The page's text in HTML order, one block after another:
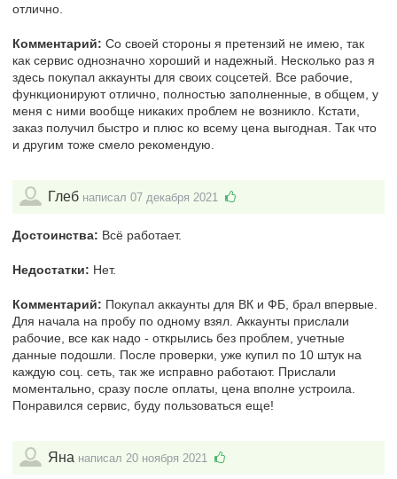
отлично.
Комментарий: Со своей стороны я претензий не имею, так
как сервис однозначно хороший и надежный. Несколько раз я
здесь покупал аккаунты для своих соцсетей. Все рабочие,
функционируют отлично, полностью заполненные, в общем, у
меня с ними вообще никаких проблем не возникло. Кстати,
заказ получил быстро и плюс ко всему цена выгодная. Так что
и другим тоже смело рекомендую.
Глеб написал 07 декабря 2021
Достоинства: Всё работает.
Недостатки: Нет.
Комментарий: Покупал аккаунты для ВК и ФБ, брал впервые.
Для начала на пробу по одному взял. Аккаунты прислали
рабочие, все как надо - открылись без проблем, учетные
данные подошли. После проверки, уже купил по 10 штук на
каждую соц. сеть, так же исправно работают. Прислали
моментально, сразу после оплаты, цена вполне устроила.
Понравился сервис, буду пользоваться еще!
Яна написал 20 ноября 2021